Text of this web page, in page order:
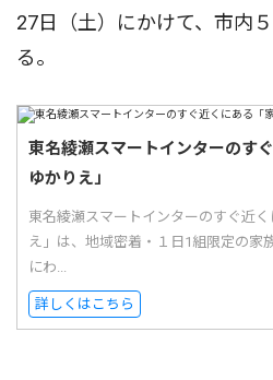
27日（土）にかけて、市内
る。
東名綾瀬スマートインターのす
ゆかりえ」
東名綾瀬スマートインターのすぐ近
え」は、地域密着・１日1組限定の家
にわ...
詳しくはこちら